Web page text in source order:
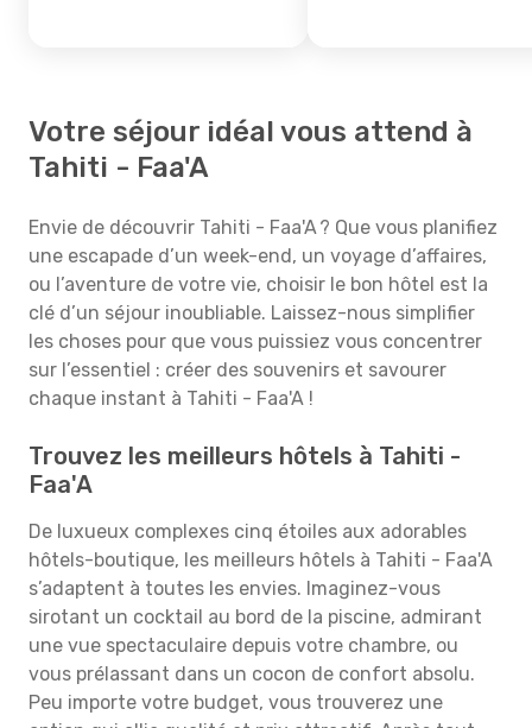
Votre séjour idéal vous attend à
Tahiti - Faa'A
Envie de découvrir Tahiti - Faa'A ? Que vous planifiez
une escapade d’un week-end, un voyage d’affaires,
ou l’aventure de votre vie, choisir le bon hôtel est la
clé d’un séjour inoubliable. Laissez-nous simplifier
les choses pour que vous puissiez vous concentrer
sur l’essentiel : créer des souvenirs et savourer
chaque instant à Tahiti - Faa'A !
Trouvez les meilleurs hôtels à Tahiti -
Faa'A
De luxueux complexes cinq étoiles aux adorables
hôtels-boutique, les meilleurs hôtels à Tahiti - Faa'A
s’adaptent à toutes les envies. Imaginez-vous
sirotant un cocktail au bord de la piscine, admirant
une vue spectaculaire depuis votre chambre, ou
vous prélassant dans un cocon de confort absolu.
Peu importe votre budget, vous trouverez une